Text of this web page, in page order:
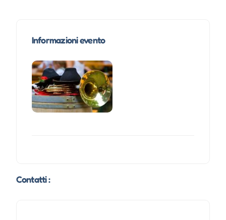
Informazioni evento
Contatti :